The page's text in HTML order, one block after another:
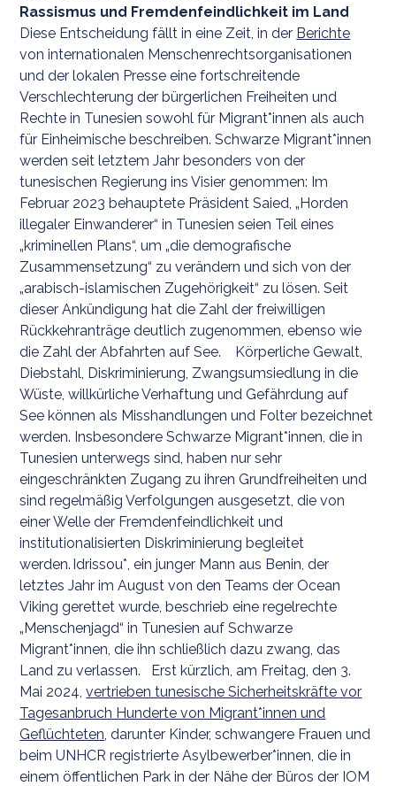
Rassismus und Fremdenfeindlichkeit im Land
Diese Entscheidung fällt in eine Zeit, in der Berichte
von internationalen Menschenrechtsorganisationen
und der lokalen Presse eine fortschreitende
Verschlechterung der bürgerlichen Freiheiten und
Rechte in Tunesien sowohl für Migrant*innen als auch
für Einheimische beschreiben. Schwarze Migrant*innen
werden seit letztem Jahr besonders von der
tunesischen Regierung ins Visier genommen: Im
Februar 2023 behauptete Präsident Saied, „Horden
illegaler Einwanderer“ in Tunesien seien Teil eines
„kriminellen Plans“, um „die demografische
Zusammensetzung“ zu verändern und sich von der
„arabisch-islamischen Zugehörigkeit“ zu lösen. Seit
dieser Ankündigung hat die Zahl der freiwilligen
Rückkehranträge deutlich zugenommen, ebenso wie
die Zahl der Abfahrten auf See. Körperliche Gewalt,
Diebstahl, Diskriminierung, Zwangsumsiedlung in die
Wüste, willkürliche Verhaftung und Gefährdung auf
See können als Misshandlungen und Folter bezeichnet
werden. Insbesondere Schwarze Migrant*innen, die in
Tunesien unterwegs sind, haben nur sehr
eingeschränkten Zugang zu ihren Grundfreiheiten und
sind regelmäßig Verfolgungen ausgesetzt, die von
einer Welle der Fremdenfeindlichkeit und
institutionalisierten Diskriminierung begleitet
werden. Idrissou*, ein junger Mann aus Benin, der
letztes Jahr im August von den Teams der Ocean
Viking gerettet wurde, beschrieb eine regelrechte
„Menschenjagd“ in Tunesien auf Schwarze
Migrant*innen, die ihn schließlich dazu zwang, das
Land zu verlassen. Erst kürzlich, am Freitag, den 3.
Mai 2024,vertrieben tunesische Sicherheitskräfte vor
Tagesanbruch Hunderte von Migrant*innen und
Geflüchteten, darunter Kinder, schwangere Frauen und
beim UNHCR registrierte Asylbewerber*innen, die in
einem öffentlichen Park in der Nähe der Büros der IOM